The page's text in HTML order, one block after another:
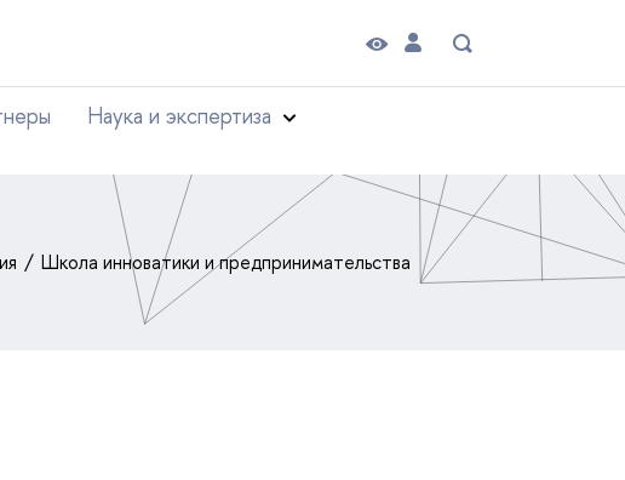
Наука и экспертиза
Школа инноватики и предпринимательства